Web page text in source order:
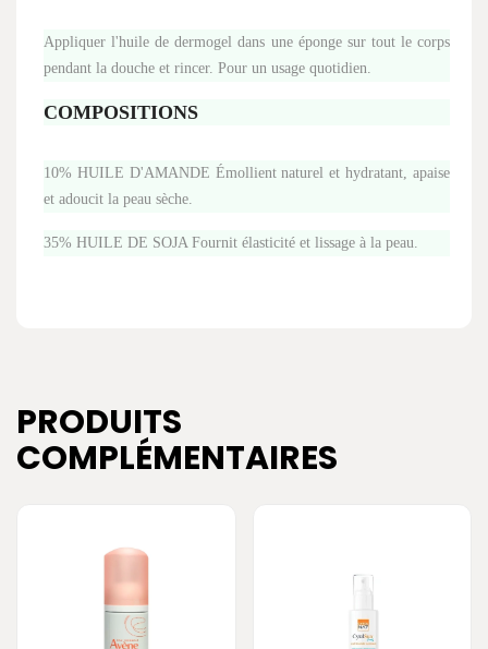
Appliquer l'huile de dermogel dans une éponge sur tout le corps
pendant la douche et rincer. Pour un usage quotidien.
COMPOSITIONS
10% HUILE D'AMANDE Émollient naturel et hydratant, apaise
et adoucit la peau sèche.
35% HUILE DE SOJA Fournit élasticité et lissage à la peau.
PRODUITS
COMPLÉMENTAIRES